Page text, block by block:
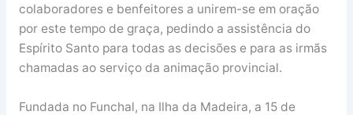
colaboradores e benfeitores a unirem-se em oração
por este tempo de graça, pedindo a assistência do
Espírito Santo para todas as decisões e para as irmãs
chamadas ao serviço da animação provincial.
Fundada no Funchal, na Ilha da Madeira, a 15 de